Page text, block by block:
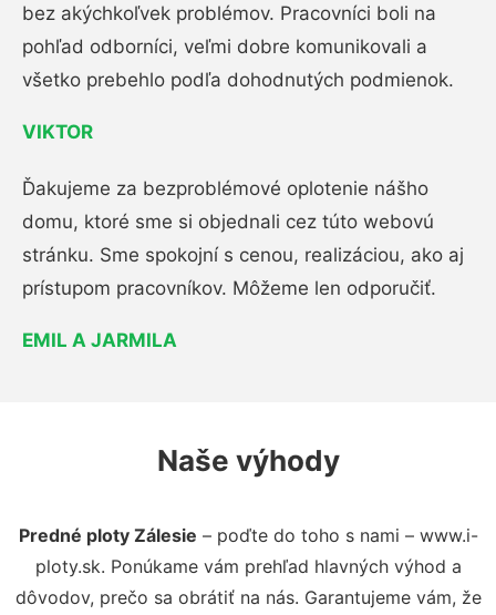
bez akýchkoľvek problémov. Pracovníci boli na
pohľad odborníci, veľmi dobre komunikovali a
všetko prebehlo podľa dohodnutých podmienok.
VIKTOR
Ďakujeme za bezproblémové oplotenie nášho
domu, ktoré sme si objednali cez túto webovú
stránku. Sme spokojní s cenou, realizáciou, ako aj
prístupom pracovníkov. Môžeme len odporučiť.
EMIL A JARMILA
Naše výhody
Predné ploty Zálesie – poďte do toho s nami – www.i-
ploty.sk. Ponúkame vám prehľad hlavných výhod a
dôvodov, prečo sa obrátiť na nás. Garantujeme vám, že